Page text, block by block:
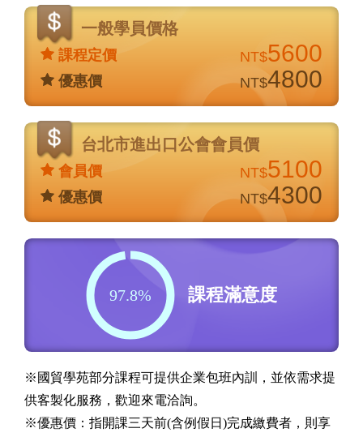
價
說
一般學員價格
課程定價 NT$5600
優惠價 NT$4800
台北市進出口公會會員價
會員價 NT$5100
優惠價 NT$4300
97.8% 課程滿意度
※國貿學苑部分課程可提供企業包班內訓，並依需求提
供客製化服務，歡迎來電洽詢。
※優惠價：指開課三天前(含例假日)完成繳費者，則享